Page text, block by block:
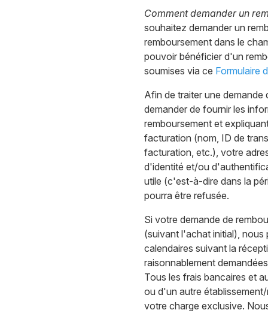
Comment demander un
souhaitez demander un
remboursement dans le
pouvoir bénéficier d'un
soumises via ce Formulaire
Afin de traiter une
demander de fournir les
remboursement et
facturation (nom, ID de
facturation, etc.), votre
d'identité et/ou
utile (c'est-à-dire dans la
pourra être refusée.
Si votre demande de
(suivant l'achat initial),
calendaires suivant la
raisonnablement
Tous les frais bancaires et
ou d'un autre
votre charge exclusive.